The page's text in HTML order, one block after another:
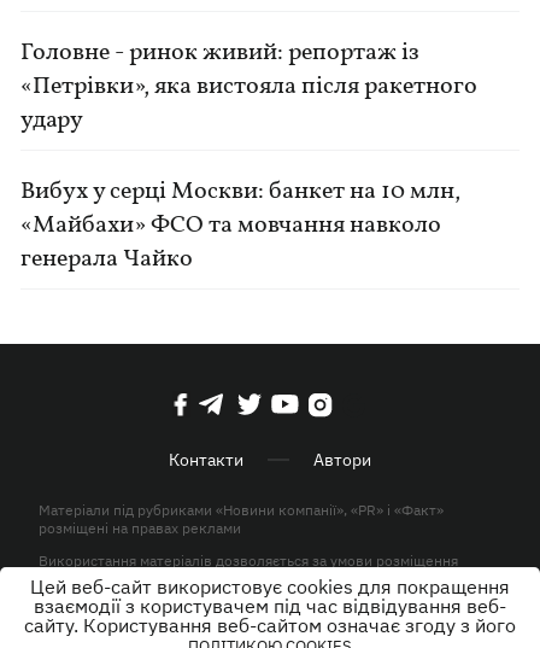
Головне - ринок живий: репортаж із
«Петрівки», яка вистояла після ракетного
удару
Вибух у серці Москви: банкет на 10 млн,
«Майбахи» ФСО та мовчання навколо
генерала Чайко
Контакти Автори
Матеріали під рубриками «Новини компанії», «PR» і «Факт»
розміщені на правах реклами
Використання матеріалів дозволяється за умови розміщення
активного гіперпосилання на KP.UA в першому абзаці.
© ТОВ «ЮЛАВ МЕДІА» 2026. Всі права захищені.
Цей веб-сайт використовує cookies для покращення
взаємодії з користувачем під час відвідування веб-
сайту. Користування веб-сайтом означає згоду з його